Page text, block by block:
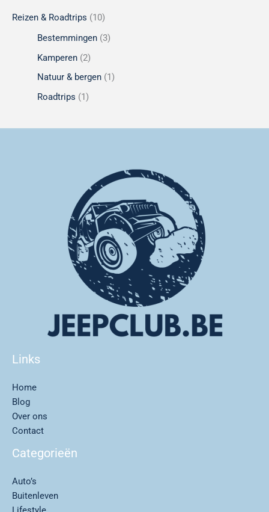
Reizen & Roadtrips (10)
Bestemmingen(3)
Kamperen(2)
Natuur & bergen(1)
Roadtrips (1)
Links
Home
Blog
Over ons
Contact
Categorieën
Auto’s
Buitenleven